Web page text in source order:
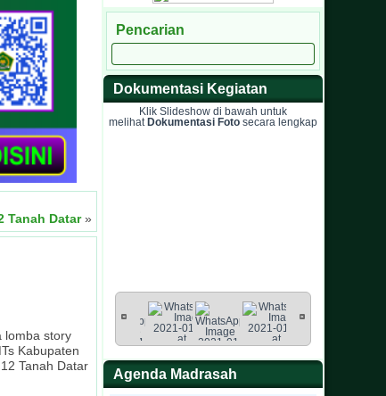
Tanah Datar»
lomba story
Kabupaten
Tanah Datar
Pencarian
Dokumentasi Kegiatan
Klik Slideshow di bawah untuk
melihat Dokumentasi Foto secara lengkap
Agenda Madrasah